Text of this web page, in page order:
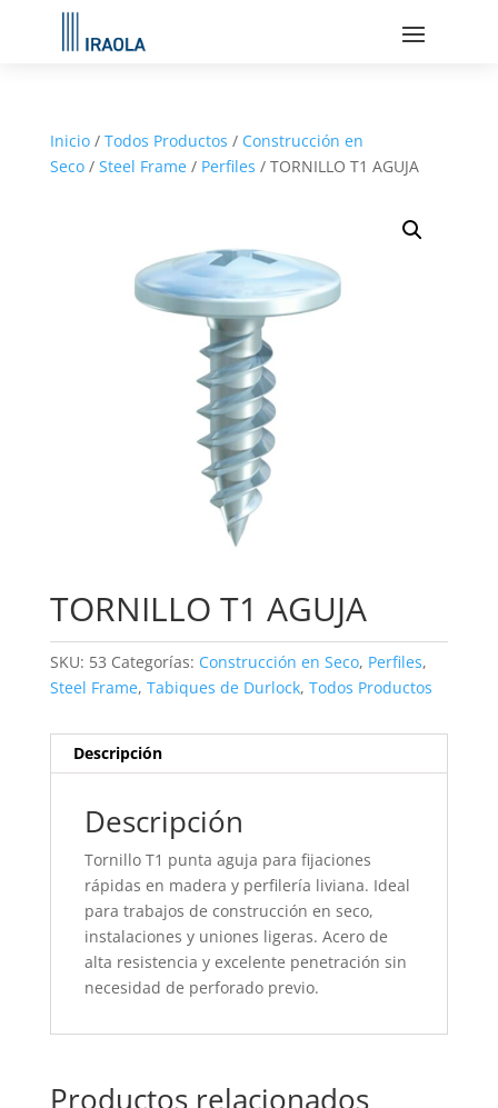
Inicio/ Todos Productos / Construcción en
Seco/ Steel Frame/ Perfiles / TORNILLO T1 AGUJA
TORNILLO T1 AGUJA
SKU: 53 Categorías: Construcción en Seco, Perfiles,
Steel Frame, Tabiques de Durlock, Todos Productos
Descripción
Descripción
Tornillo T1 punta aguja para fijaciones
rápidas en madera y perfilería liviana. Ideal
para trabajos de construcción en seco,
instalaciones y uniones ligeras. Acero de
alta resistencia y excelente penetración sin
necesidad de perforado previo.
Productos relacionados